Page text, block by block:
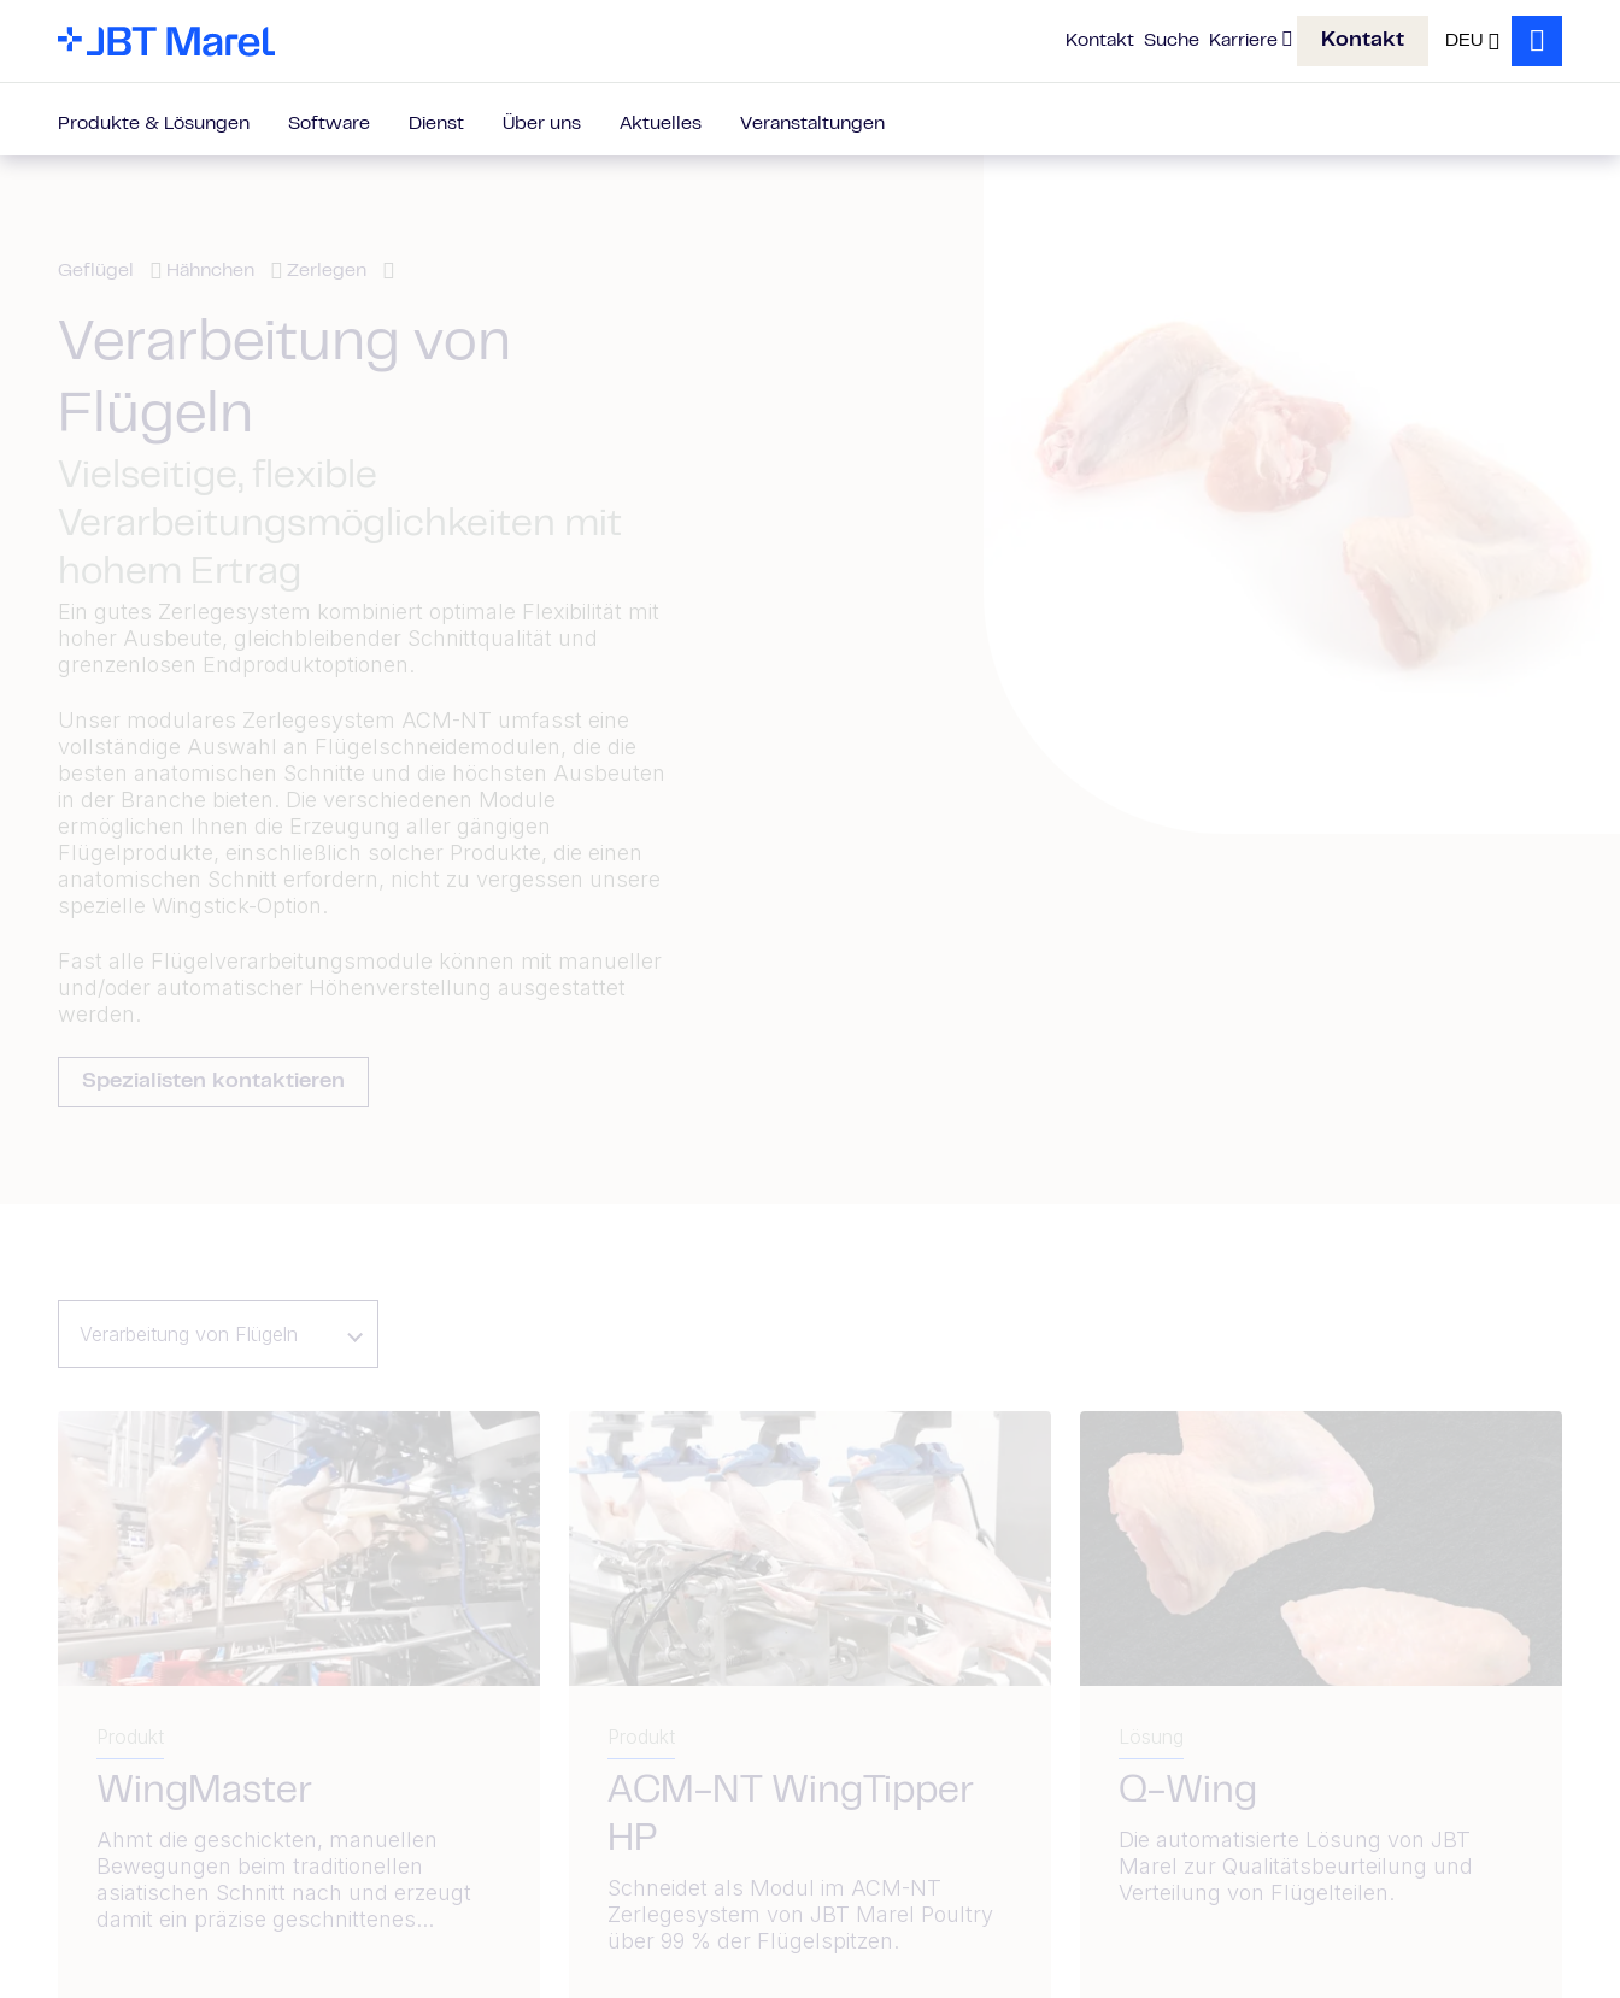
Kontakt Suche Karriere Kontakt DEU
Search
Produkte & Lösungen Software Dienst Über uns Aktuelles Veranstaltungen
Geflügel Hähnchen Zerlegen
Verarbeitung von
Flügeln
Vielseitige, flexible
Verarbeitungsmöglichkeiten mit
hohem Ertrag
Ein gutes Zerlegesystem kombiniert optimale Flexibilität mit
hoher Ausbeute, gleichbleibender Schnittqualität und
grenzenlosen Endproduktoptionen.
Unser modulares Zerlegesystem ACM-NT umfasst eine
vollständige Auswahl an Flügelschneidemodulen, die die
besten anatomischen Schnitte und die höchsten Ausbeuten
in der Branche bieten. Die verschiedenen Module
ermöglichen Ihnen die Erzeugung aller gängigen
Flügelprodukte, einschließlich solcher Produkte, die einen
anatomischen Schnitt erfordern, nicht zu vergessen unsere
spezielle Wingstick-Option.
Fast alle Flügelverarbeitungsmodule können mit manueller
und/oder automatischer Höhenverstellung ausgestattet
werden.
Spezialisten kontaktieren
Verarbeitung von Flügeln
Produkt
WingMaster
Ahmt die geschickten, manuellen
Bewegungen beim traditionellen
asiatischen Schnitt nach und erzeugt
damit ein präzise geschnittenes...
Produkt
ACM-NT WingTipper
HP
Schneidet als Modul im ACM-NT
Zerlegesystem von JBT Marel Poultry
über 99 % der Flügelspitzen.
Lösung
Q-Wing
Die automatisierte Lösung von JBT
Marel zur Qualitätsbeurteilung und
Verteilung von Flügelteilen.